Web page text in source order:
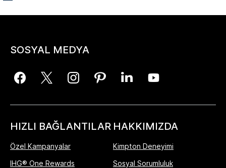
SOSYAL MEDYA
HIZLI BAĞLANTILAR
Özel Kampanyalar
IHG® One Rewards
HAKKIMIZDA
Kimpton Deneyimi
Sosyal Sorumluluk